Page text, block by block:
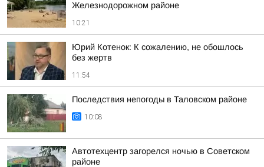
Железнодорожном районе
10:21
Юрий Котенок: К сожалению, не обошлось
без жертв
11:54
Последствия непогоды в Таловском районе
10:08
Автотехцентр загорелся ночью в Советском
районе